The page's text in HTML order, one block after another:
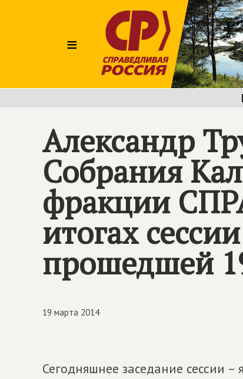
≡
Александр
Собрания
фракции
итогах
прошедшей
19 марта 2014
Сегодняшнее заседание сессии